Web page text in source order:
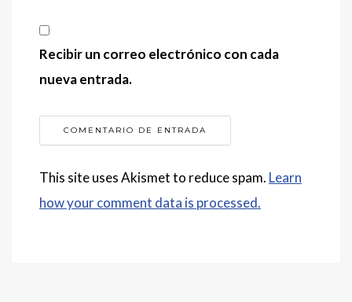
Recibir un correo electrónico con cada
nueva entrada.
This site uses Akismet to reduce spam. Learn
how your comment data is processed.